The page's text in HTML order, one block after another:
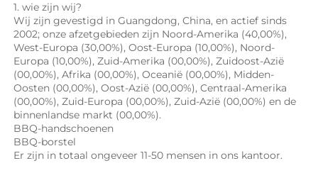
1. wie zijn wij?
Wij zijn gevestigd in Guangdong, China, en actief sinds
2002; onze afzetgebieden zijn Noord-Amerika (40,00%),
West-Europa (30,00%), Oost-Europa (10,00%), Noord-
Europa (10,00%), Zuid-Amerika (00,00%), Zuidoost-Azië
(00,00%), Afrika (00,00%), Oceanië (00,00%), Midden-
Oosten (00,00%), Oost-Azië (00,00%), Centraal-Amerika
(00,00%), Zuid-Europa (00,00%), Zuid-Azië (00,00%) en de
binnenlandse markt (00,00%).
BBQ-handschoenen
BBQ-borstel
Er zijn in totaal ongeveer 11-50 mensen in ons kantoor.